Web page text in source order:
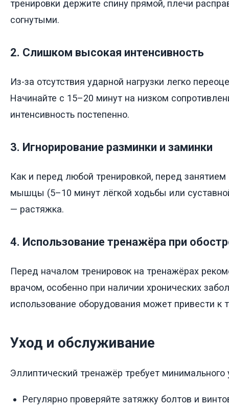
тренировки держите спину прямой, плечи
согнутыми.
2. Слишком высокая интенсивность
Из-за отсутствия ударной нагрузки легко
Начинайте с 15–20 минут на низком
интенсивность постепенно.
3. Игнорирование разминки и заминки
Как и перед любой тренировкой, перед
мышцы (5–10 минут лёгкой ходьбы или
— растяжка.
4. Использование тренажёра при
Перед началом тренировок на тренажёрах
врачом, особенно при наличии хронических
использование оборудования может привести к
Уход и обслуживание
Эллиптический тренажёр требует минимального
Регулярно проверяйте затяжку болтов и